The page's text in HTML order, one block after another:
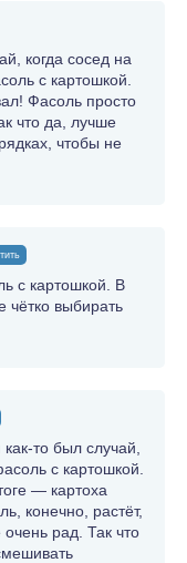
когда сосед на
с картошкой.
Фасоль просто
что да, лучше
чтобы не
с картошкой. В
чётко выбирать
то был случай,
с картошкой.
— картоха
конечно, растёт,
очень рад. Так что